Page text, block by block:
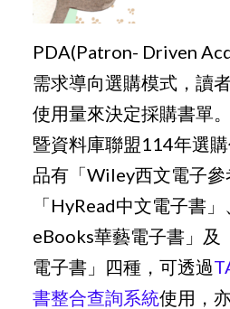
PDA(Patron- Driven
需求導向選購模式，讀
使用量來決定採購書單
暨資料庫聯盟114年選
品有「Wiley西文電子參
「HyRead中文電子書
eBooks華藝電子書」及
電子書」四種，可透過
書整合查詢系統使用，